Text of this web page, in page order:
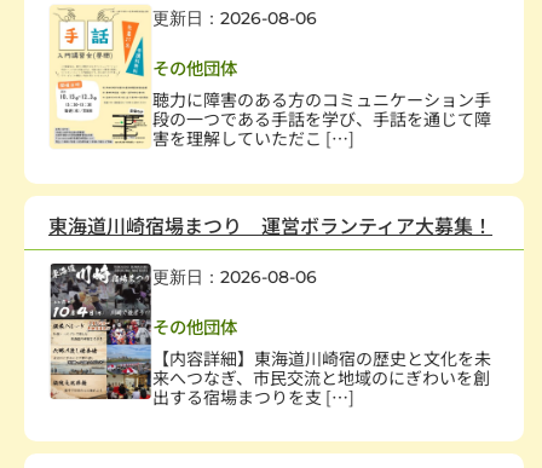
更新日：2026-08-06
その他団体
聴力に障害のある方のコミュニケーション手
段の一つである手話を学び、手話を通じて障
害を理解していただこ […]
東海道川崎宿場まつり 運営ボランティア大募集！
更新日：2026-08-06
その他団体
【内容詳細】東海道川崎宿の歴史と文化を未
来へつなぎ、市民交流と地域のにぎわいを創
出する宿場まつりを支 […]